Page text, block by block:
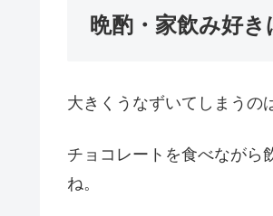
晩酌・家飲み好
大きくうなずいてしまうの
チョコレートを食べながら
ね。